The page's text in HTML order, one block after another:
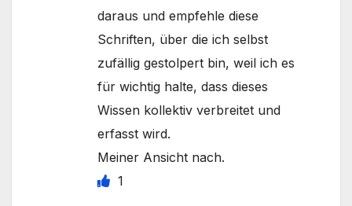
daraus und empfehle diese
Schriften, über die ich selbst
zufällig gestolpert bin, weil ich es
für wichtig halte, dass dieses
Wissen kollektiv verbreitet und
erfasst wird.
Meiner Ansicht nach.
1